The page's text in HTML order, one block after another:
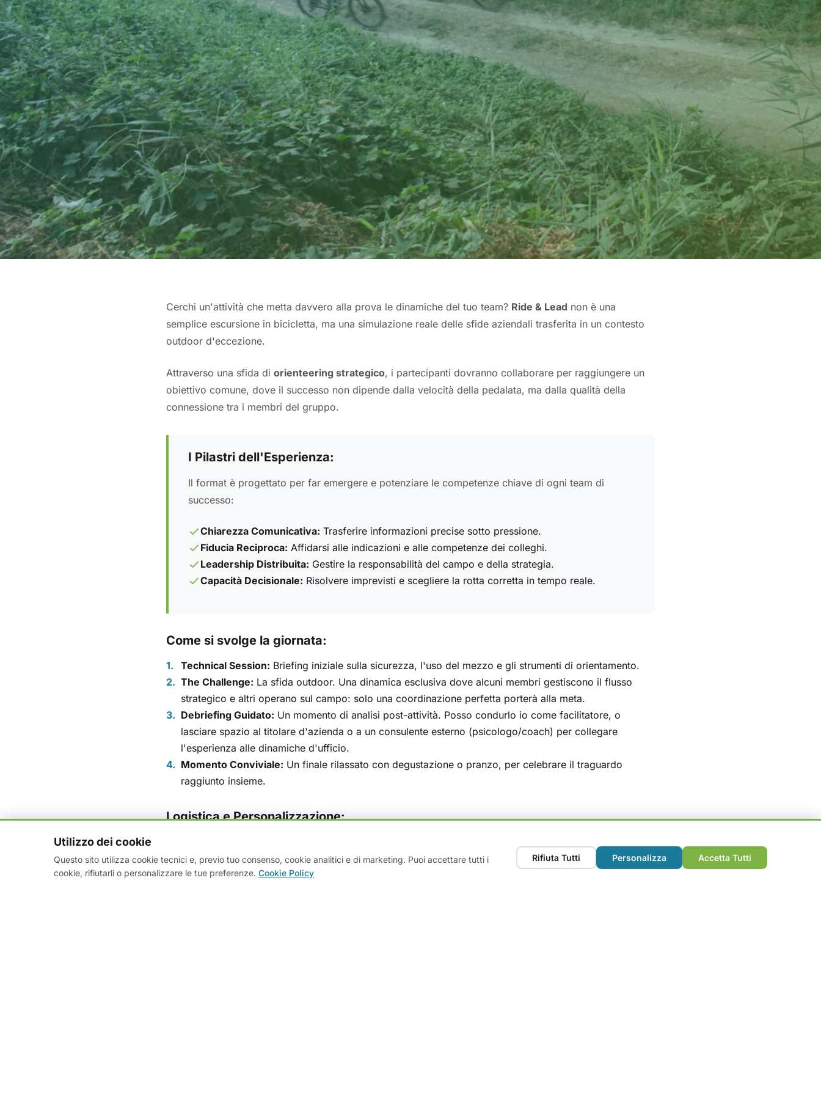
Cerchi un'attività che metta davvero alla prova le dinamiche del tuo team? Ride & Lead non è una
semplice escursione in bicicletta, ma una simulazione reale delle sfide aziendali trasferita in un contesto
outdoor d'eccezione.
Attraverso una sfida di orienteering strategico, i partecipanti dovranno collaborare per raggiungere un
obiettivo comune, dove il successo non dipende dalla velocità della pedalata, ma dalla qualità della
connessione tra i membri del gruppo.
I Pilastri dell'Esperienza:
Il format è progettato per far emergere e potenziare le competenze chiave di ogni team di
successo:
Chiarezza Comunicativa: Trasferire informazioni precise sotto pressione.
Fiducia Reciproca: Affidarsi alle indicazioni e alle competenze dei colleghi.
Leadership Distribuita: Gestire la responsabilità del campo e della strategia.
Capacità Decisionale: Risolvere imprevisti e scegliere la rotta corretta in tempo reale.
Come si svolge la giornata:
Technical Session: Briefing iniziale sulla sicurezza, l'uso del mezzo e gli strumenti di orientamento.
The Challenge: La sfida outdoor. Una dinamica esclusiva dove alcuni membri gestiscono il flusso
strategico e altri operano sul campo: solo una coordinazione perfetta porterà alla meta.
Debriefing Guidato: Un momento di analisi post-attività. Posso condurlo io come facilitatore, o
lasciare spazio al titolare d'azienda o a un consulente esterno (psicologo/coach) per collegare
l'esperienza alle dinamiche d'ufficio.
Momento Conviviale: Un finale rilassato con degustazione o pranzo, per celebrare il traguardo
raggiunto insieme.
Logistica e Personalizzazione:
organizzare l'evento in qualsiasi location suggerita dall'azienda.
Target:Ideale per gruppi a partire da 10 persone.
Utilizzo dei cookie
Questo sito utilizza cookie tecnici e, previo tuo consenso, cookie analitici e di marketing. Puoi accettare tutti i
cookie, rifiutarli o personalizzare le tue preferenze. Cookie Policy
Rifiuta Tutti Personalizza Accetta Tutti